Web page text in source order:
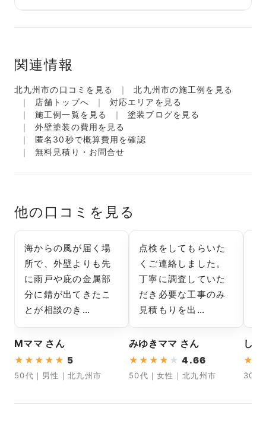
関連情報
北九州市の口コミを見る
北九州市の施工例を見る
店舗トップへ
対応エリアを見る
施工例一覧を見る
塗装ブログを見る
外壁塗装の費用を見る
匿名30秒で概算費用を確認
無料見積り・お問合せ
他の口コミを見る
海からの風が届く場
所で、外壁よりも先
に雨戸や庇の金属部
分に錆が出てきたこ
とが相談のき…
Mママ さん
★ ★ ★ ★ ★ 5
50代｜男性｜北九州市
点検をしてもらいた
くご連絡しました。
丁寧に調査していた
だき必要な工事のみ
見積もりを出…
みゆきママ さん
★ ★ ★ ★ ★ 4.66
50代｜女性｜北九州市
し
★
30代